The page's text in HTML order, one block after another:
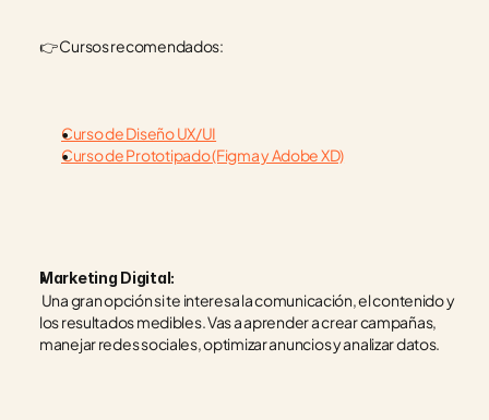
👉 Cursos recomendados:
Curso de Diseño UX/UI
Curso de Prototipado (Figma y Adobe XD)
Marketing Digital:
los resultados medibles. Vas a aprender a crear campañas,
manejar redes sociales, optimizar anuncios y analizar datos.